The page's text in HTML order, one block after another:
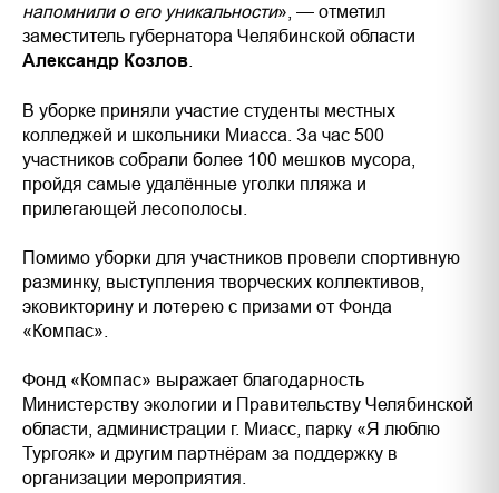
напомнили о его уникальности», — отметил
заместитель губернатора Челябинской области
Александр Козлов
В уборке приняли участие студенты местных
колледжей и школьники Миасса. За час 500
участников собрали более 100 мешков мусора,
пройдя самые удалённые уголки пляжа и
прилегающей лесополосы.
Помимо уборки для участников провели спортивную
разминку, выступления творческих коллективов,
эковикторину и лотерею с призами от Фонда
«Компас».
Фонд «Компас» выражает благодарность
Министерству экологии и Правительству Челябинской
области, администрации г. Миасс, парку «Я люблю
Тургояк» и другим партнёрам за поддержку в
организации мероприятия.